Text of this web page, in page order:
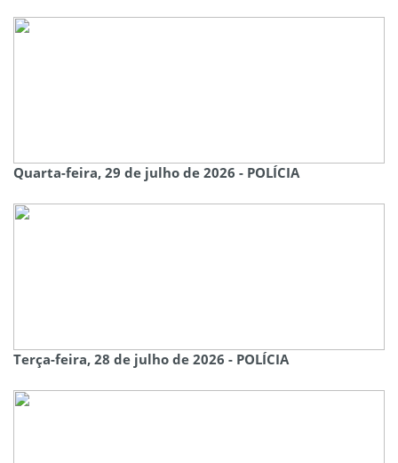
Quarta-feira, 29 de julho de 2026 - POLÍCIA
Terça-feira, 28 de julho de 2026 - POLÍCIA